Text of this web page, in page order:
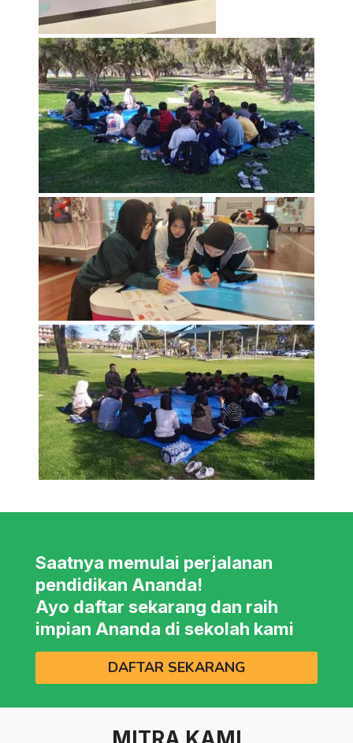
Saatnya memulai perjalanan
pendidikan Ananda!
Ayo daftar sekarang dan raih
impian Ananda di sekolah kami
DAFTAR SEKARANG